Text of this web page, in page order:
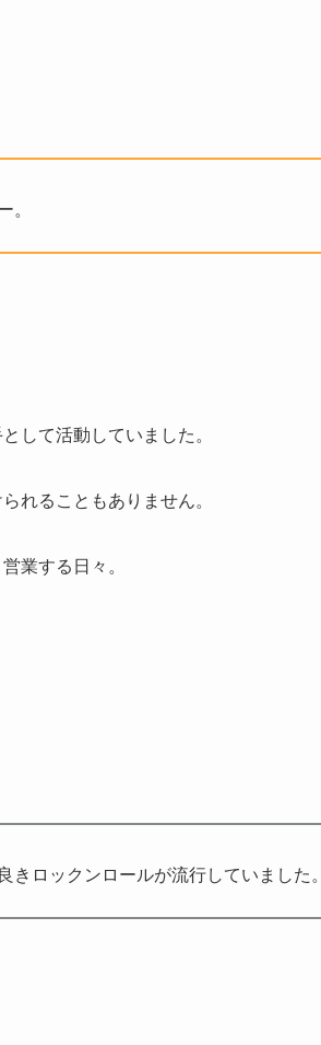
。
して活動していました。
れることもありません。
業する日々。
ロックンロールが流行していました。